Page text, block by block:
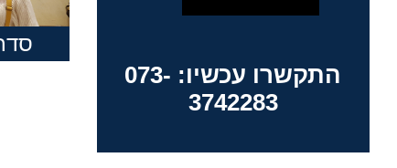
התקשרו עכשיו: 073-
3742283